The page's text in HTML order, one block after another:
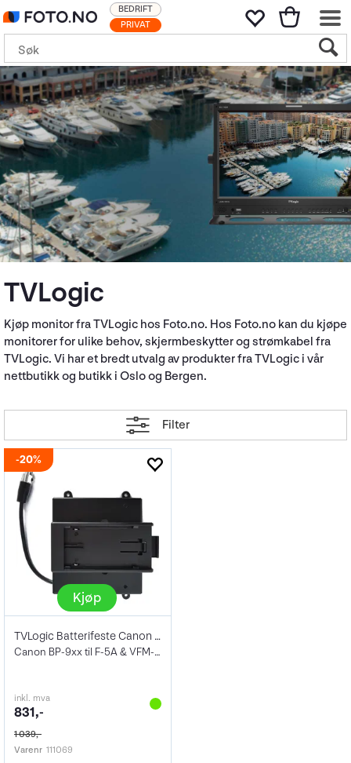
PRIVAT
BEDRIFT
TVLogic
Kjøp monitor fra TVLogic hos Foto.no. Hos Foto.no kan du kjøpe
monitorer for ulike behov, skjermbeskytter og strømkabel fra
TVLogic. Vi har et bredt utvalg av produkter fra TVLogic i vår
nettbutikk og butikk i Oslo og Bergen.
Filter
20%
Kjøp
TVLogic Batterifeste Canon BP
Canon BP-9xx til F-5A & VFM-055W monitor
inkl. mva
831,-
1 039,-
Varenr 111069